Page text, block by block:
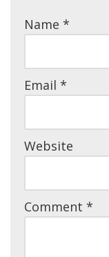
Name *
Email *
Website
Comment *